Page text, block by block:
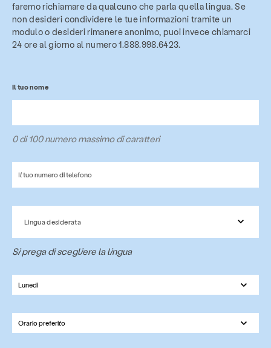
faremo richiamare da qualcuno che parla quella lingua. Se
non desideri condividere le tue informazioni tramite un
modulo o desideri rimanere anonimo, puoi invece chiamarci
24 ore al giorno al numero 1.888.998.6423.
Il tuo nome
0 di 100 numero massimo di caratteri
(Obbligatorio)
Lingua desiderata
Si prega di scegliere la lingua
(Obbligatorio)
(Obbligatorio)